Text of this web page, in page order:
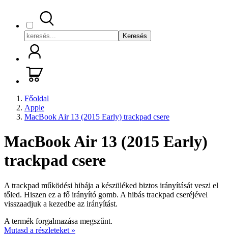
Keresés
Főoldal
Apple
MacBook Air 13 (2015 Early) trackpad csere
MacBook Air 13 (2015 Early)
trackpad csere
A trackpad működési hibája a készüléked biztos irányítását veszi el
tőled. Hiszen ez a fő irányító gomb. A hibás trackpad cseréjével
visszaadjuk a kezedbe az irányítást.
A termék forgalmazása megszűnt.
Mutasd a részleteket »